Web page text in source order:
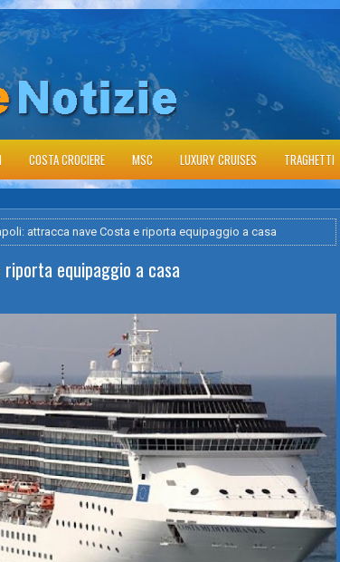
COSTA CROCIERE MSC LUXURY CRUISES TRAGHETTI
attracca nave Costa e riporta equipaggio a casa
equipaggio a casa